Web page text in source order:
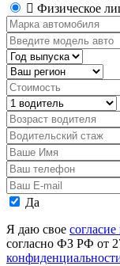
Физическое
Марка
автомобиля
Введите
модель
авто
Год
выпуска
Регион
Стоимость,
руб.
Водитель
Возраст
водителя
Водительский
стаж
Ваше
Имя
Ваш
телефон
Ваш
E-
mail
Персональные
Да
Я даю свое
согласно ФЗ РФ от